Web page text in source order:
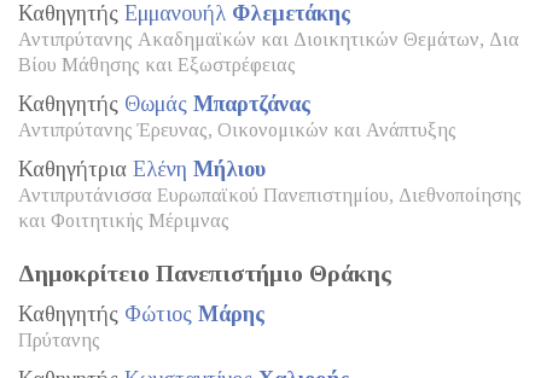
Καθηγητής Εμμανουήλ Φλεμετάκης
Αντιπρύτανης Ακαδημαϊκών και Διοικητικών Θεμάτων, Δια
Βίου Μάθησης και Εξωστρέφειας
Καθηγητής Θωμάς Μπαρτζάνας
Αντιπρύτανης Έρευνας, Οικονομικών και Ανάπτυξης
Καθηγήτρια Ελένη Μήλιου
Αντιπρυτάνισσα Ευρωπαϊκού Πανεπιστημίου, Διεθνοποίησης
και Φοιτητικής Μέριμνας
Δημοκρίτειο Πανεπιστήμιο Θράκης
Καθηγητής Φώτιος Μάρης
Πρύτανης